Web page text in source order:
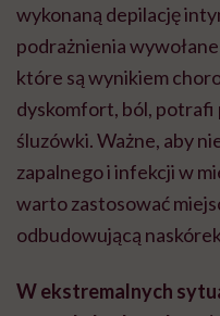
wykonaną depilację
podrażnienia
które są wynikiem
dyskomfort, ból, potrafi
śluzówki. Ważne, aby
zapalnego i infekcji w
warto zastosować
odbudowującą
W ekstremalnych